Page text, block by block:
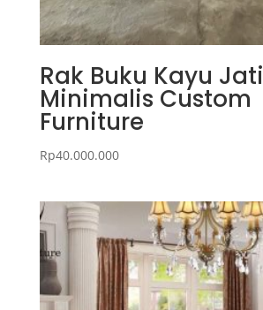
Rak Buku Kayu Jati
Minimalis Custom
Furniture
Rp40.000.000